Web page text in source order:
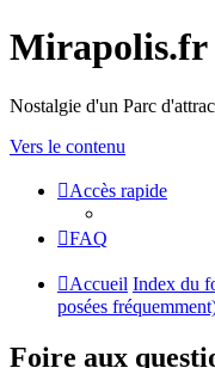
Mirapolis.fr
Nostalgie d'un Parc
Vers le contenu
Accès rapide
FAQ
Accueil Index du
posées
Foire aux